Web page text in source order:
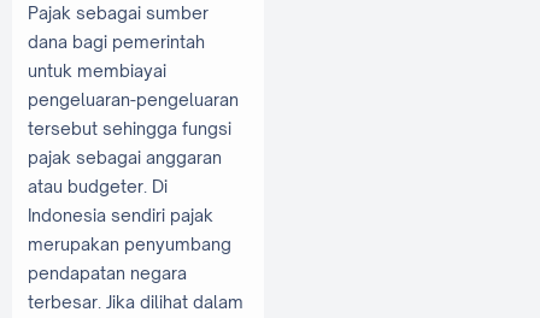
Pajak sebagai sumber
dana bagi pemerintah
untuk membiayai
pengeluaran-pengeluaran
tersebut sehingga fungsi
pajak sebagai anggaran
atau budgeter. Di
Indonesia sendiri pajak
merupakan penyumbang
pendapatan negara
terbesar. Jika dilihat dalam